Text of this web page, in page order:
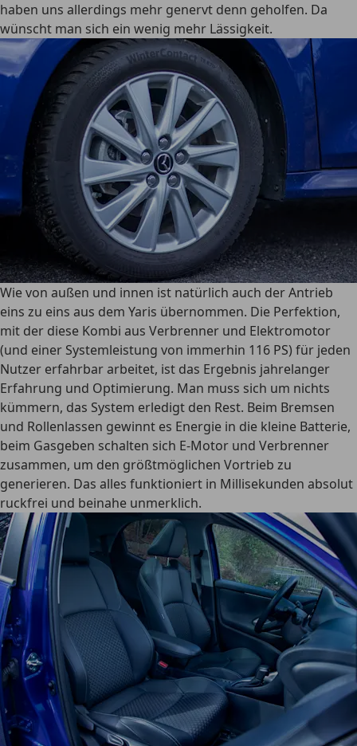
haben uns allerdings mehr genervt denn geholfen. Da
wünscht man sich ein wenig mehr Lässigkeit.
Wie von außen und innen ist natürlich auch der Antrieb
eins zu eins aus dem Yaris übernommen. Die Perfektion,
mit der diese Kombi aus Verbrenner und Elektromotor
(und einer Systemleistung von immerhin 116 PS) für jeden
Nutzer erfahrbar arbeitet, ist das Ergebnis jahrelanger
Erfahrung und Optimierung. Man muss sich um nichts
kümmern, das System erledigt den Rest. Beim Bremsen
und Rollenlassen gewinnt es Energie in die kleine Batterie,
beim Gasgeben schalten sich E-Motor und Verbrenner
zusammen, um den größtmöglichen Vortrieb zu
generieren. Das alles funktioniert in Millisekunden absolut
ruckfrei und beinahe unmerklich.